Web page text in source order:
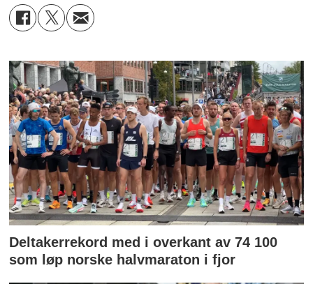
Deltakerrekord med i overkant av 74 100
som løp norske halvmaraton i fjor